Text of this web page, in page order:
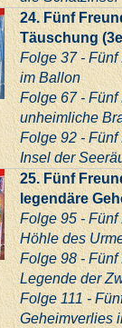
24. Fünf
Täuschung
Folge 37 - Fünf
im Ballon
Folge 67 -
unheimliche
Folge 92 - Fünf
Insel der
25. Fünf
legendäre
Folge 95 -
Höhle des
Folge 98 -
Legende der
Folge 111 -
Geheimverlies